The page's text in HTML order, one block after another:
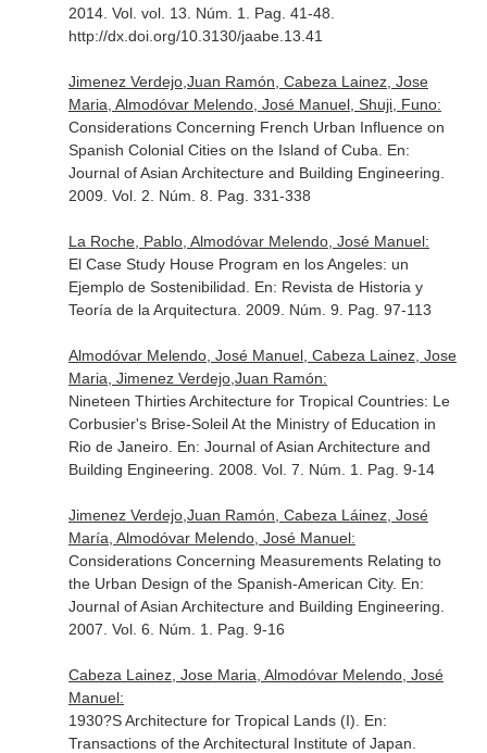
2014. Vol. vol. 13. Núm. 1. Pag. 41-48.
http://dx.doi.org/10.3130/jaabe.13.41
Jimenez Verdejo,Juan Ramón, Cabeza Lainez, Jose
Maria, Almodóvar Melendo, José Manuel, Shuji, Funo:
Considerations Concerning French Urban Influence on
Spanish Colonial Cities on the Island of Cuba. En:
Journal of Asian Architecture and Building Engineering
2009. Vol. 2. Núm. 8. Pag. 331-338
La Roche, Pablo, Almodóvar Melendo, José Manuel:
El Case Study House Program en los Angeles: un
Ejemplo de Sostenibilidad. En: Revista de Historia y
Teoría de la Arquitectura . 2009. Núm. 9. Pag. 97-113
Almodóvar Melendo, José Manuel, Cabeza Lainez, Jose
Maria, Jimenez Verdejo,Juan Ramón:
Nineteen Thirties Architecture for Tropical Countries: Le
Corbusier's Brise-Soleil At the Ministry of Education in
Rio de Janeiro. En: Journal of Asian Architecture and
Building Engineering . 2008. Vol. 7. Núm. 1. Pag. 9-14
Jimenez Verdejo,Juan Ramón, Cabeza Láinez, José
María, Almodóvar Melendo, José Manuel:
Considerations Concerning Measurements Relating to
the Urban Design of the Spanish-American City. En:
Journal of Asian Architecture and Building Engineering
2007. Vol. 6. Núm. 1. Pag. 9-16
Cabeza Lainez, Jose Maria, Almodóvar Melendo, José
Manuel:
1930?S Architecture for Tropical Lands (I). En:
Transactions of the Architectural Institute of Japan